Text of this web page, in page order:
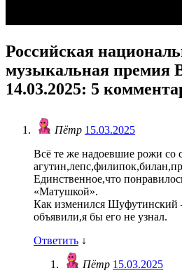
Российская
музыкальная премия
14.03.2025: 5
Пётр 15.03.2025
Всё те же надоевшие рожи
Единственное,что
«Матушкой».
Как изменился
объявили,я бы его не узнал.
Ответить ↓
Пётр 15.03.2025